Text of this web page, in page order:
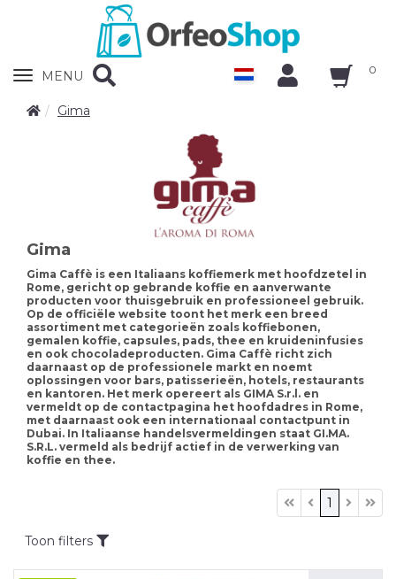
Zobrazit
MENU 0
Gima
Gima
Gima Caffè is een Italiaans koffiemerk met hoofdzetel in
Rome, gericht op gebrande koffie en aanverwante
producten voor thuisgebruik en professioneel gebruik.
Op de officiële website toont het merk een breed
assortiment met categorieën zoals koffiebonen,
gemalen koffie, capsules, pads, thee en kruideninfusies
en ook chocoladeproducten. Gima Caffè richt zich
daarnaast op de professionele markt en noemt
oplossingen voor bars, patisserieën, hotels, restaurants
en kantoren. Het merk opereert als GIMA S.r.l. en
vermeldt op de contactpagina het hoofdadres in Rome,
met daarnaast ook een internationaal contactpunt in
Dubai. In Italiaanse handelsvermeldingen staat GI.MA.
S.R.L. vermeld als bedrijf actief in de verwerking van
koffie en thee.
1
Toon filters